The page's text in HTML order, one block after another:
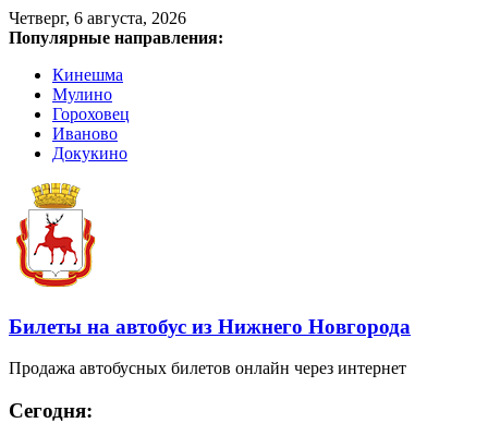
Четверг, 6 августа, 2026
Популярные направления:
Кинешма
Мулино
Гороховец
Иваново
Докукино
Билеты на автобус из Нижнего Новгорода
Продажа автобусных билетов онлайн через интернет
Сегодня: